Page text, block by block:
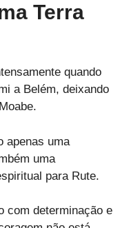
Terra
quando
a Belém, deixando
apenas uma
uma
para Rute.
com determinação e